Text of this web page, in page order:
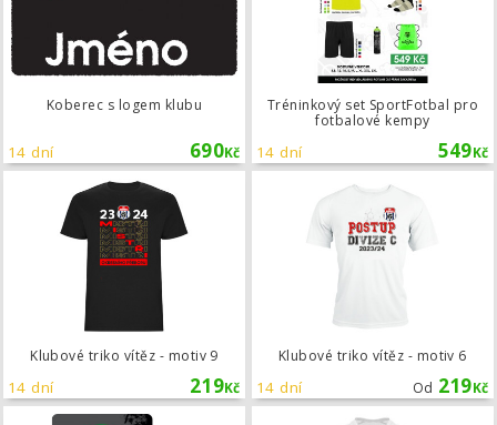
Koberec s logem klubu
690Kč
14 dní
Tréninkový set SportFotbal pro
fotbalové kempy
549Kč
14 dní
Klubové triko vítěz - motiv 9
219Kč
14 dní
Klubové triko vítěz - motiv 6
Od 219Kč
14 dní
Magnet na lednici s logem klubu